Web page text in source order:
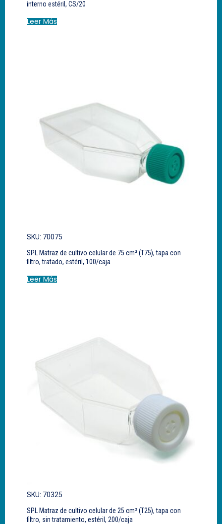
interno estéril, CS/20
Leer Más
SKU: 70075
SPL Matraz de cultivo celular de 75 cm² (T75), tapa con
filtro, tratado, estéril, 100/caja
Leer Más
SKU: 70325
SPL Matraz de cultivo celular de 25 cm² (T25), tapa con
filtro, sin tratamiento, estéril, 200/caja